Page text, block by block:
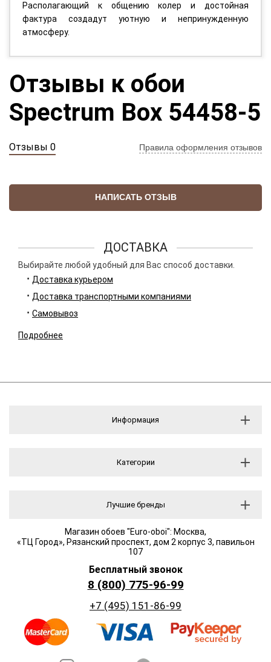
Располагающий к общению колер и достойная
фактура создадут уютную и непринужденную
атмосферу.
Отзывы к обои
Spectrum Box 54458-5
Отзывы 0 Правила оформления отзывов
НАПИСАТЬ ОТЗЫВ
ДОСТАВКА
Выбирайте любой удобный для Вас способ доставки.
Доставка курьером
Доставка транспортными компаниями
Самовывоз
Подробнее
Информация
Категории
Лучшие бренды
Магазин обоев "Euro-oboi": Москва,
«ТЦ Город», Рязанский проспект, дом 2 корпус 3, павильон
107
Бесплатный звонок
8 (800) 775-96-99
+7 (495) 151-86-99